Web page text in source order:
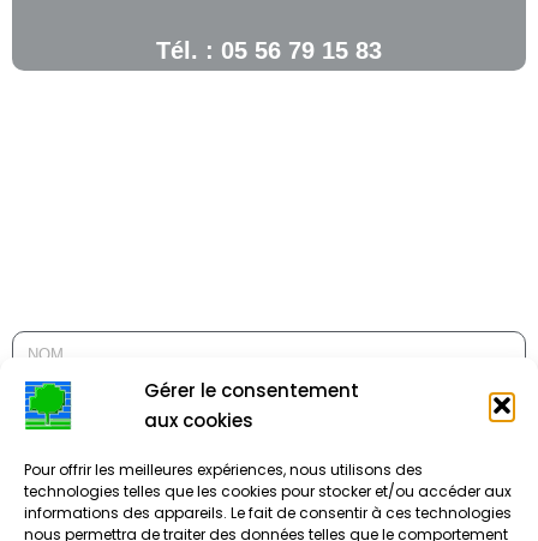
Gérer le consentement
aux cookies
Pour offrir les meilleures expériences, nous utilisons des
technologies telles que les cookies pour stocker et/ou accéder aux
informations des appareils. Le fait de consentir à ces technologies
nous permettra de traiter des données telles que le comportement
Tél. : 05 56 79 15 83